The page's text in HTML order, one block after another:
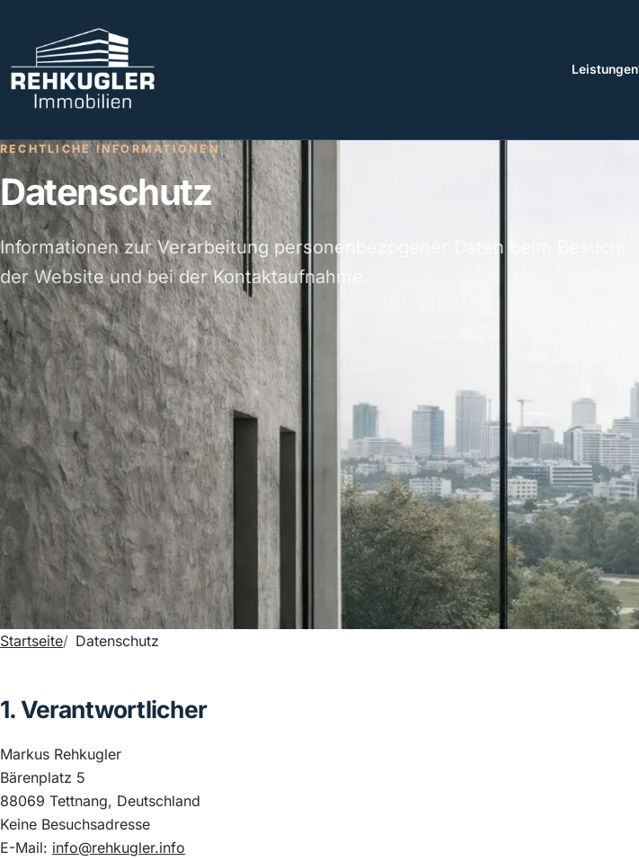
Leistungen
RECHTLICHE INFORMATIONEN
Datenschutz
Informationen zur Verarbeitung personenbezogener Daten beim Besuch
der Website und bei der Kontaktaufnahme.
Startseite Datenschutz
1. Verantwortlicher
Markus Rehkugler
Bärenplatz 5
88069 Tettnang, Deutschland
Keine Besuchsadresse
E-Mail: info@rehkugler.info